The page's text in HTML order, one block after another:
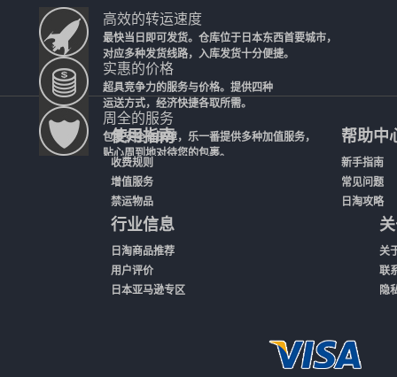
高效的转运速度
最快当日即可发货。仓库位于日本东西首要城市，
对应多种发货线路，入库发货十分便捷。
实惠的价格
超具竞争力的服务与价格。提供四种
运送方式，经济快捷各取所需。
周全的服务
包裹安全有保障，乐一番提供多种加值服务，
贴心周到地对待您的包裹。
使用指南
收费规则
增值服务
禁运物品
帮助中
新手指南
常见问题
日淘攻略
行业信息
日淘商品推荐
用户评价
日本亚马逊专区
关
联
隐